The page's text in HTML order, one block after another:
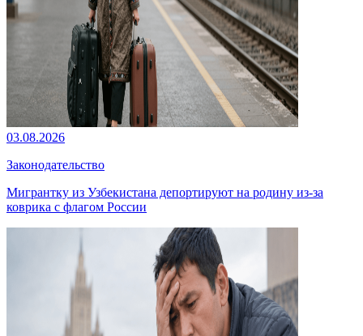
03.08.2026
Законодательство
Мигрантку из Узбекистана депортируют на родину из-за
коврика с флагом России